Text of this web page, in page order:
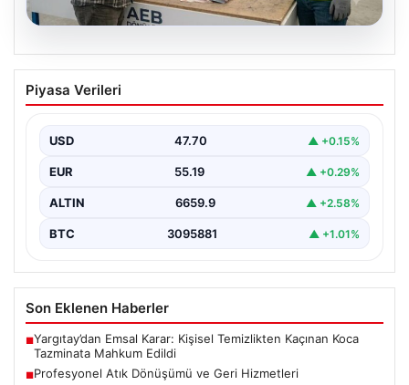
08.08.2026
Profesyonel Atık Dönüşümü ve Geri
Hizmetleri
envanterlerini belirli periyotlarla güncellemektedir.
Yapılan yenileme süreçlerinde boşta…
Piyasa Verileri
USD 47.70 ▲ +0.15%
EUR 55.19 ▲ +0.29%
ALTIN 6659.9 ▲ +2.58%
BTC 3095881 ▲ +1.01%
Son Eklenen Haberler
■Yargıtay’dan Emsal Karar: Kişisel Temizlikten Kaçınan Koca
Tazminata Mahkum Edildi
■Profesyonel Atık Dönüşümü ve Geri Hizmetleri